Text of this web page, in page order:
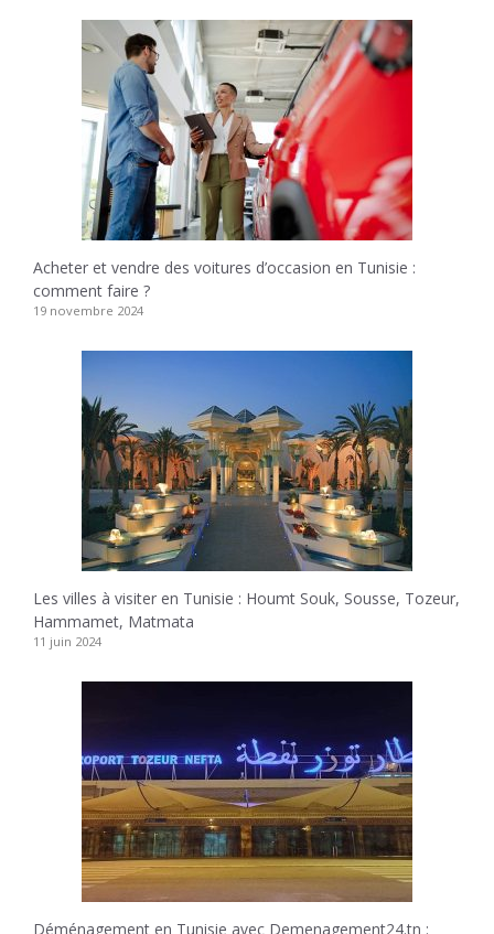
Acheter et vendre des voitures d’occasion en Tunisie :
comment faire ?
19 novembre 2024
Les villes à visiter en Tunisie : Houmt Souk, Sousse, Tozeur,
Hammamet, Matmata
11 juin 2024
Déménagement en Tunisie avec Demenagement24.tn :